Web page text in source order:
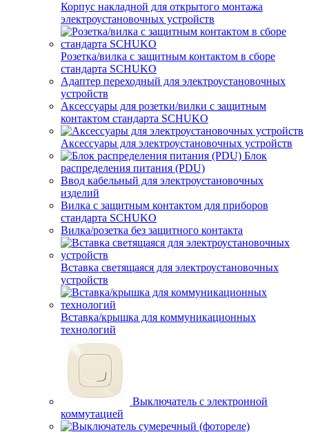
Корпус накладной для открытого монтажа
электроустановочных устройств
Розетка/вилка с защитным контактом в сборе
стандарта SCHUKO
Адаптер переходный для электроустановочных
устройств
Аксессуары для розетки/вилки с защитным
контактом стандарта SCHUKO
Аксессуары для электроустановочных устройств
Блок
распределения питания (PDU)
Ввод кабельный для электроустановочных
изделий
Вилка с защитным контактом для приборов
стандарта SCHUKO
Вилка/розетка без защитного контакта
Вставка светящаяся для электроустановочных
устройств
Вставка/крышка для коммуникационных
технологий
Выключатель с электронной
коммутацией